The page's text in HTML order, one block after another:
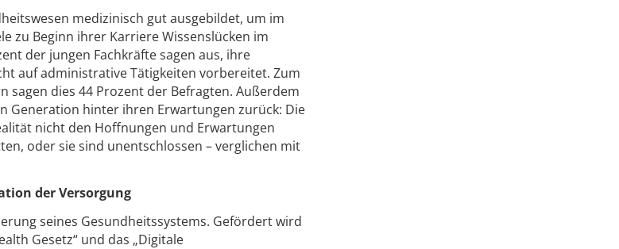
medizinisch gut ausgebildet, um im
zu Beginn ihrer Karriere Wissenslücken im
der jungen Fachkräfte sagen aus, ihre
auf administrative Tätigkeiten vorbereitet. Zum
sagen dies 44 Prozent der Befragten. Außerdem
Generation hinter ihren Erwartungen zurück: Die
nicht den Hoffnungen und Erwartungen
oder sie sind unentschlossen – verglichen mit
der Versorgung
seines Gesundheitssystems. Gefördert wird
Gesetz“ und das „Digitale